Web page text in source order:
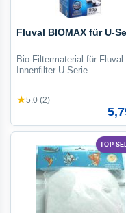
Fluval BIOMAX für U-
Bio-Filtermaterial für Fluval
Innenfilter U-Serie
★5.0 (2)
TOP-